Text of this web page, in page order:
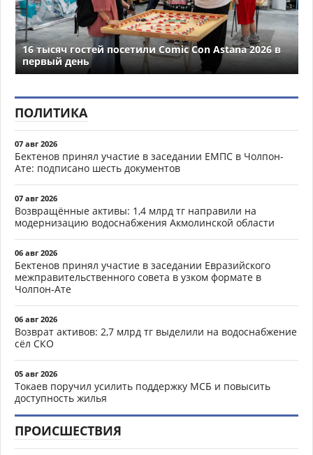
16 тысяч гостей посетили Comic Con Astana 2026 в
первый день
ПОЛИТИКА
07 авг 2026
Бектенов принял участие в заседании ЕМПС в Чолпон-
Ате: подписано шесть документов
07 авг 2026
Возвращённые активы: 1,4 млрд тг направили на
модернизацию водоснабжения Акмолинской области
06 авг 2026
Бектенов принял участие в заседании Евразийского
межправительственного совета в узком формате в
Чолпон-Ате
06 авг 2026
Возврат активов: 2,7 млрд тг выделили на водоснабжение
сёл СКО
05 авг 2026
Токаев поручил усилить поддержку МСБ и повысить
доступность жилья
ПРОИСШЕСТВИЯ